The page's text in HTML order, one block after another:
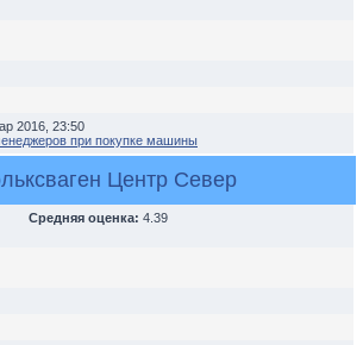
2016, 23:50
при покупке машины
Центр Север
Средняя оценка: 4.39